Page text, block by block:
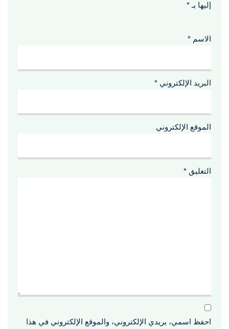
إليها بـ *
الاسم *
البريد الإلكتروني *
الموقع الإلكتروني
التعليق *
احفظ اسمي، بريدي الإلكتروني، والموقع الإلكتروني في هذا